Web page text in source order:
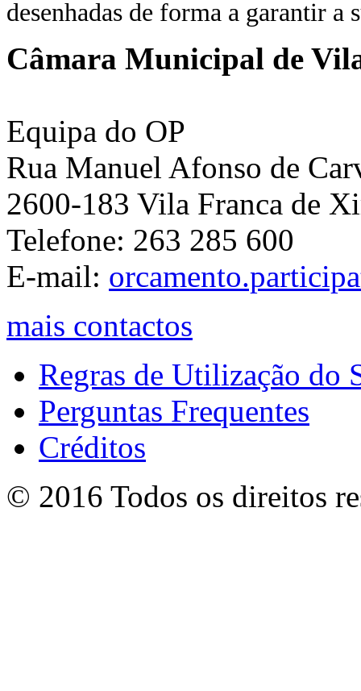
desenhadas de forma a garantir a
Câmara Municipal de
Equipa do OP
Rua Manuel Afonso de
2600-183 Vila Franca de
Telefone: 263 285 600
E-mail:
mais contactos
Regras de Utilização do
Perguntas Frequentes
Créditos
© 2016 Todos os direitos